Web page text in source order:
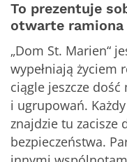
To prezentuje
otwarte ramiona
„Dom St. Marien“
wypełniają życiem
ciągle jeszcze
i ugrupowań.
znajdzie tu zacisze
bezpieczeństwa.